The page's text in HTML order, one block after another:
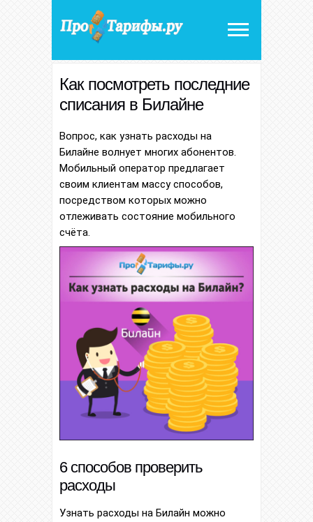
Как посмотреть последние
списания в Билайне
Вопрос, как узнать расходы на
Билайне волнует многих абонентов.
Мобильный оператор предлагает
своим клиентам массу способов,
посредством которых можно
отлеживать состояние мобильного
счёта.
6 способов проверить
расходы
Узнать расходы на Билайн можно